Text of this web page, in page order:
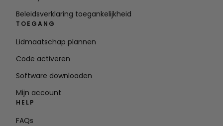
Beleidsverklaring toegankelijkheid
TOEGANG
Lidmaatschap plannen
Code activeren
Software downloaden
Mijn account
HELP
FAQs